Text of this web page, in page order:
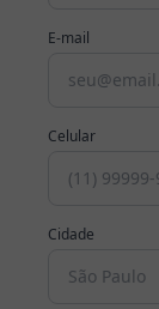
Pós-
Blog
seu
E-mail
Celular
Cidade